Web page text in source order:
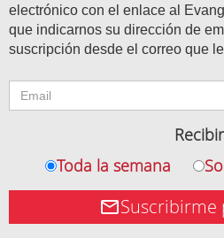
electrónico con el enlace al
que indicarnos su dirección de
suscripción desde el correo que
Toda la semana
Suscribirme